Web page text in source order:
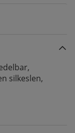
silkeslen,